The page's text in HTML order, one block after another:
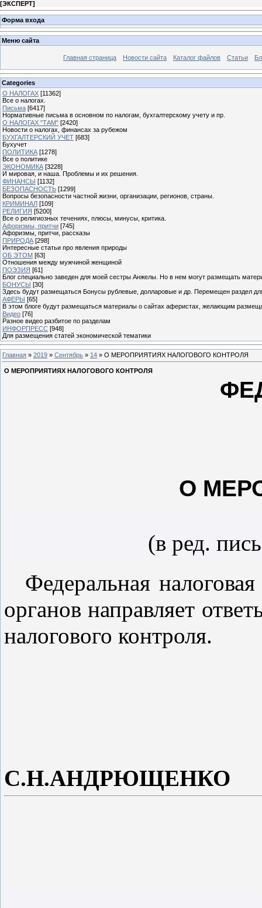
[ЭКСПЕРТ]
Форма входа
Меню сайта
Главная страница Новости сайта Каталог файлов Статьи
Categories
О НАЛОГАХ [11362]
Все о налогах.
Письма [6417]
Нормативные письма в основном по налогам, бухгалтерскому учету и пр.
О НАЛОГАХ "ТАМ" [2420]
Новости о налогах, финансах за рубежом
БУХГАЛТЕРСКИЙ УЧЕТ [683]
Бухучет
ПОЛИТИКА [1278]
Все о политике
ЭКОНОМИКА [3228]
И мировая, и наша. Проблемы и их решения.
ФИНАНСЫ [1132]
БЕЗОПАСНОСТЬ [1299]
Вопросы безопасности частной жизни, организации, регионов, страны.
КРИМИНАЛ [109]
РЕЛИГИЯ [5200]
Все о религиозных течениях, плюсы, минусы, критика.
Афоризмы, притчи [745]
Афоризмы, притчи, рассказы
ПРИРОДА [298]
Интересные статьи про явления природы
ОБ ЭТОМ [63]
Отношения между мужчиной женщиной
ПОЭЗИЯ [61]
Блог специально заведен для моей сестры Анжелы. Но в нем могут размещать
БОНУСЫ [30]
Здесь будут размещаться Бонусы рублевые, долларовые и др. Перемещен раздел
АФЕРЫ [65]
В этом блоге будут размещаться материалы о сайтах аферистах, желающим
Видео [76]
Разное видео разбитое по разделам
ИНФОРПРЕСС [948]
Для размещения статей экономической тематики
Главная » 2019 » Сентябрь » 14 » О МЕРОПРИЯТИЯХ НАЛОГОВОГО КОНТРОЛЯ
О МЕРОПРИЯТИЯХ НАЛОГОВОГО КОНТРОЛЯ
О
(в ред.
Федеральная
органов направляет
налогового контроля.
С.Н.АНДРЮЩЕНКО